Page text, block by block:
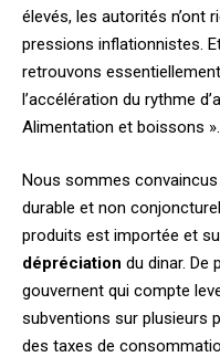
élevés, les autorités n’ont
pressions inflationnistes.
retrouvons
l’accélération du rythme
Alimentation et boissons ».
Nous sommes
durable et non
produits est importée et
dépréciation du dinar. De
gouvernent qui compte
subventions sur plusieurs
des taxes de